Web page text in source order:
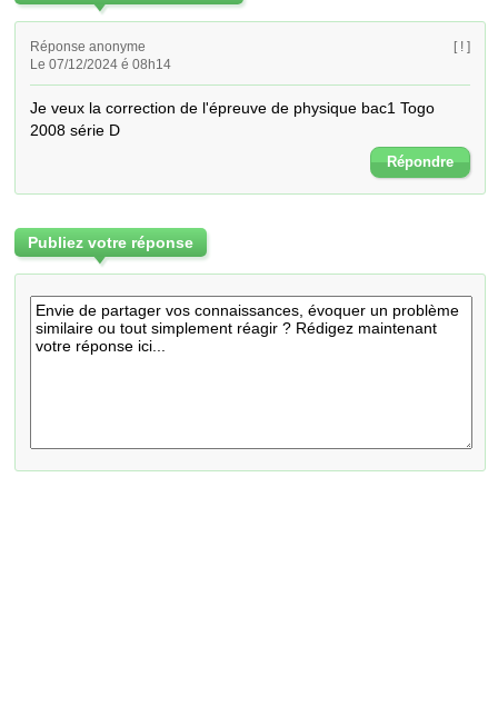
Réponse anonyme
Le 07/12/2024 é 08h14
[ ! ]
Je veux la correction de l'épreuve de physique bac1 Togo
2008 série D
Répondre
Publiez votre réponse